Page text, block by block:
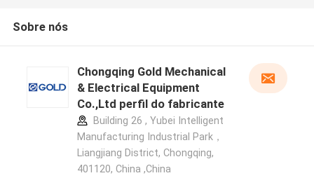
Sobre nós
Chongqing Gold Mechanical
& Electrical Equipment
Co.,Ltd perfil do fabricante
Building 26 , Yubei Intelligent
Manufacturing Industrial Park，
Liangjiang District, Chongqing,
401120, China ,China